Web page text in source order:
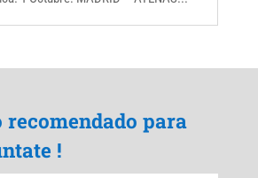
recomendado para
!